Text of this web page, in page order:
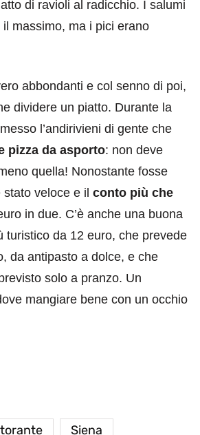
di ravioli al radicchio. I salumi
massimo, ma i pici erano
abbondanti e col senno di poi,
dividere un piatto. Durante la
l’andirivieni di gente che
pizza da asporto: non deve
quella! Nonostante fosse
veloce e il conto più che
in due. C’è anche una buona
turistico da 12 euro, che prevede
da antipasto a dolce, e che
solo a pranzo. Un
mangiare bene con un occhio
Siena